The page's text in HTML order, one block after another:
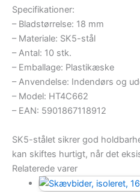
Specifikationer:
– Bladstørrelse: 18 mm
– Materiale: SK5-stål
– Antal: 10 stk.
– Emballage: Plastikæske
– Anvendelse: Indendørs og
– Model: HT4C662
– EAN: 5901867118912
SK5-stålet sikrer god
kan skiftes hurtigt, når det
Relaterede varer